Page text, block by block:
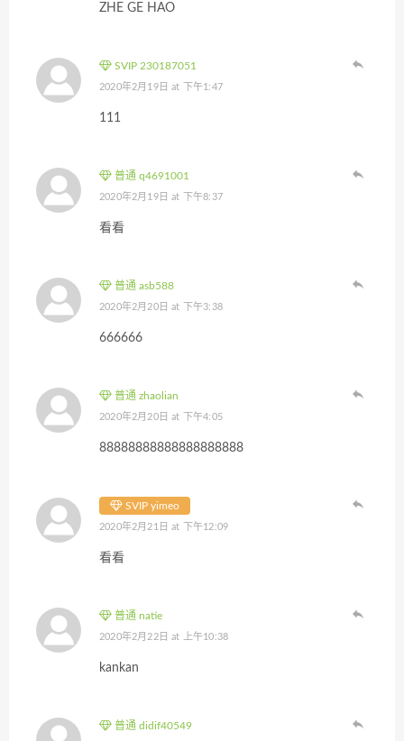
ZHE GE HAO
SVIP 230187051
2020年2月19日 at 下午1:47
111
普通 q4691001
2020年2月19日 at 下午8:37
看看
普通 asb588
2020年2月20日 at 下午3:38
666666
普通 zhaolian
2020年2月20日 at 下午4:05
88888888888888888888
SVIP yimeo
2020年2月21日 at 下午12:09
看看
普通 natie
2020年2月22日 at 上午10:38
kankan
普通 didif40549